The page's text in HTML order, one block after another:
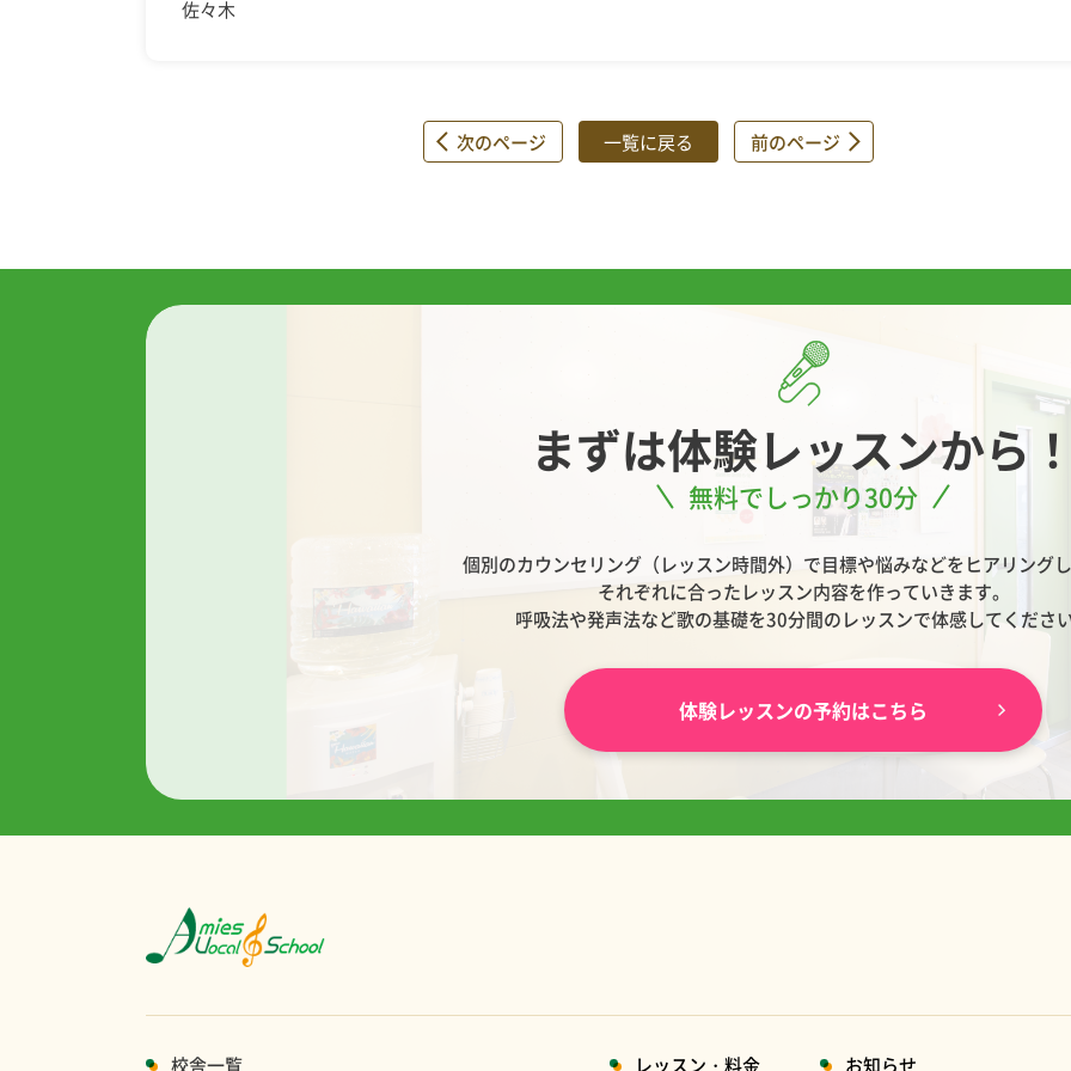
佐々木
次のページ 一覧に戻る 前のページ
まずは体験レッスンから
無料でしっかり30分
個別のカウンセリング（レッスン時間外）で目標や悩みなどをヒアリング
それぞれに合ったレッスン内容を作っていきます。
呼吸法や発声法など歌の基礎を30分間のレッスンで体感してくださ
体験レッスンの予約はこちら
校舎一覧 レッスン・料金 お知らせ